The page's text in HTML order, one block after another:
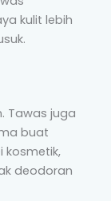
kulit lebih
Tawas juga
buat
kosmetik,
deodoran